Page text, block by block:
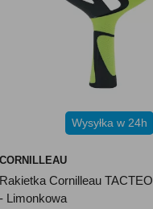
Wysyłka w 24h
CORNILLEAU
Rakietka Cornilleau
- Limonkowa